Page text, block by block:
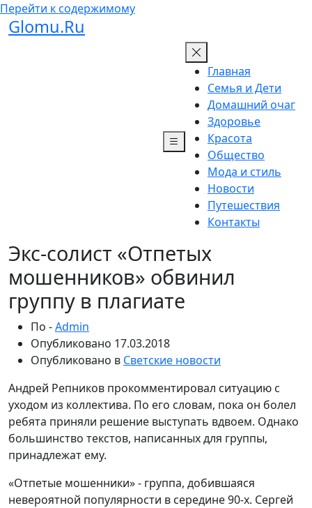
Перейти к содержимому
Glomu.Ru
Главная
Семья и Дети
Домашний очаг
Здоровье
Красота
Общество
Мода и стиль
Новости
Путешествия
Контакты
Экс-солист «Отпетых
мошенников» обвинил
группу в плагиате
По -Admin
Опубликовано 17.03.2018
Опубликовано в Светские новости
Андрей Репников прокомментировал ситуацию с
уходом из коллектива. По его словам, пока он болел
ребята приняли решение выступать вдвоем. Однако
большинство текстов, написанных для группы,
принадлежат ему.
«Отпетые мошенники» - группа, добившаяся
невероятной популярности в середине 90-х. Сергей